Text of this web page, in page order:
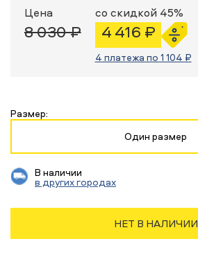
Цена
8 030 ₽
со скидкой 45%
4 416 ₽
4 платежа по 1 104 ₽
Размер:
Один размер
В наличии
в других городах
НЕТ В НАЛИЧИИ